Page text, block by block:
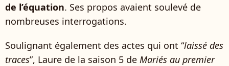
de l’équation. Ses propos avaient soulevé de
nombreuses interrogations.
Soulignant également des actes qui ont “laissé des
traces”, Laure de la saison 5 de Mariés au premier